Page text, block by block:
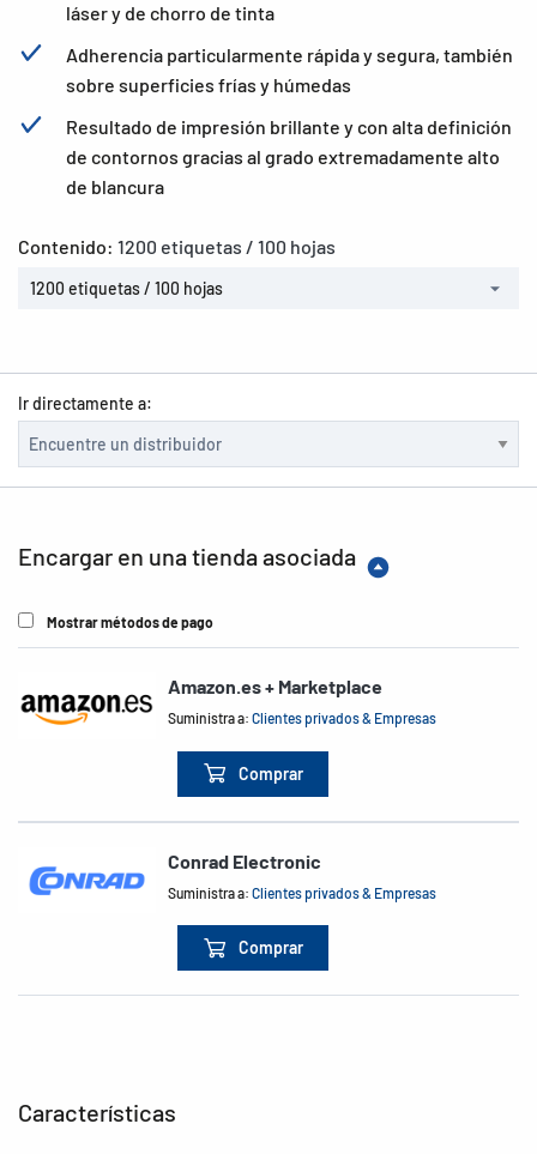
láser y de chorro de tinta
Adherencia particularmente rápida y segura, también
sobre superficies frías y húmedas
Resultado de impresión brillante y con alta definición
de contornos gracias al grado extremadamente alto
de blancura
Contenido: 1200 etiquetas / 100 hojas
1200 etiquetas / 100 hojas
Ir directamente a:
Encargar en una tienda asociada
Mostrar métodos de pago
Amazon.es + Marketplace
Suministra a:Clientes privados & Empresas
Comprar
Conrad Electronic
Suministra a:Clientes privados & Empresas
Comprar
Características